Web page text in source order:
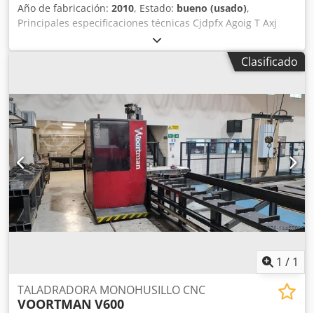
Año de fabricación: 2010, Estado: bueno (usado),
Principales especificaciones técnicas Cjdpfx Agoig T Axj
Tsha Perfiles a procesar • Sección máxima, mm: 1100 x
1100 • Longitud de la barra, m: 12 Capacidad de
perforación • Cabezales de perforación: 1 • Husillos por
perforación máximo, mm: 31,75 • Diámetro de perforación
(con avance reducido), mm: 40 • Potencia por cabezal (CA),
kW: 5,5 • Velocidad de rotación del husillo controlada por
programa, con variación continua RPM: 180 - 1000 Otras
especificaciones • Velocidad de posicionamiento del eje X
(portal), m/min: 20 • Velocidad de posicionamiento del eje
Y (cabezal de perforación), m/min: 4
Clasificado
1 / 1
TALADRADORA MONOHUSILLO CNC
VOORTMAN V600